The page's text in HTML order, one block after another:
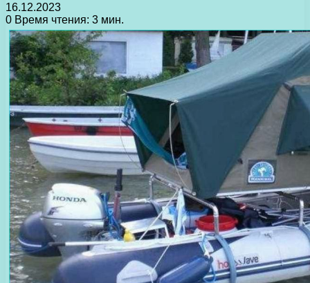
16.12.2023
0 Время чтения: 3 мин.